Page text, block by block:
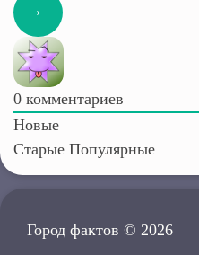
0 комментариев
Новые
Старые Популярные
Город фактов © 2026